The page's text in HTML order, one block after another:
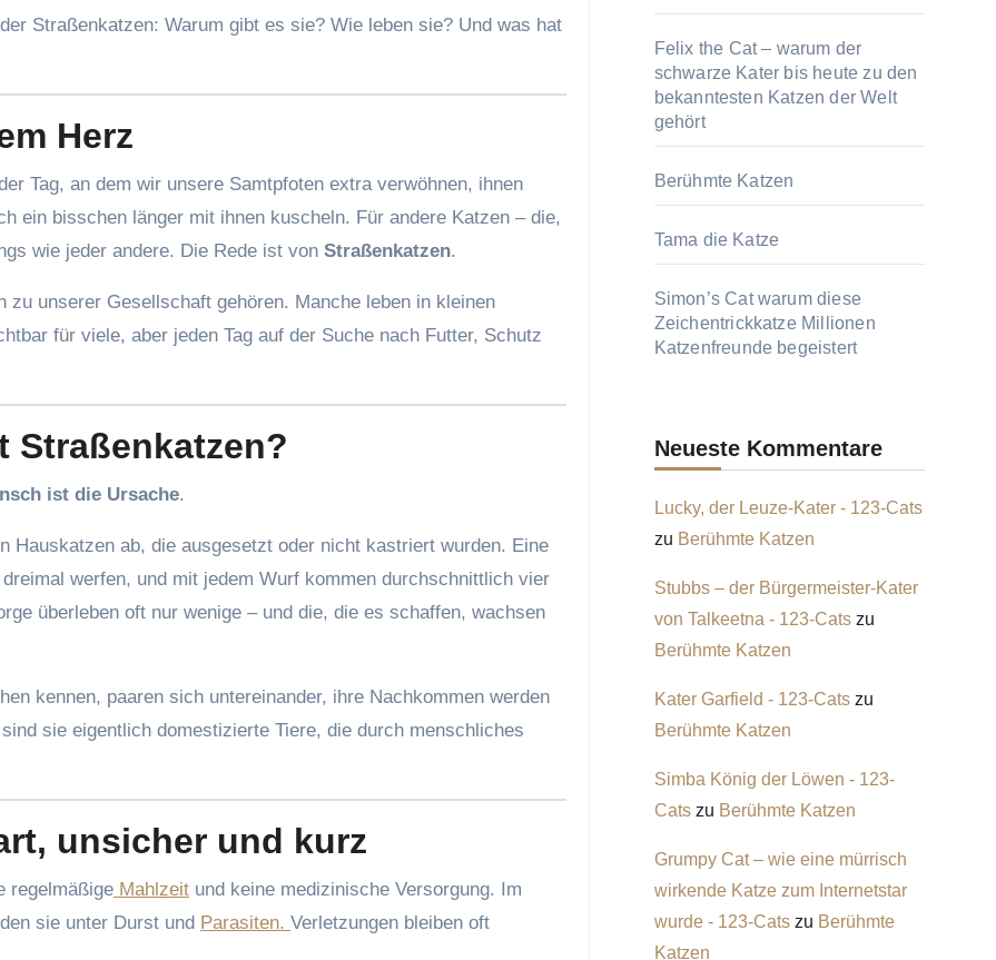
Straßenkatzen: Warum gibt es sie? Wie leben sie? Und was hat
Herz
Tag, an dem wir unsere Samtpfoten extra verwöhnen, ihnen
ein bisschen länger mit ihnen kuscheln. Für andere Katzen – die,
wie jeder andere. Die Rede ist von Straßenkatzen.
zu unserer Gesellschaft gehören. Manche leben in kleinen
für viele, aber jeden Tag auf der Suche nach Futter, Schutz
Straßenkatzen?
ist die Ursache.
Hauskatzen ab, die ausgesetzt oder nicht kastriert wurden. Eine
werfen, und mit jedem Wurf kommen durchschnittlich vier
überleben oft nur wenige – und die, die es schaffen, wachsen
kennen, paaren sich untereinander, ihre Nachkommen werden
sind sie eigentlich domestizierte Tiere, die durch menschliches
unsicher und kurz
regelmäßige Mahlzeit und keine medizinische Versorgung. Im
sie unter Durst und Parasiten. Verletzungen bleiben oft
Felix the Cat – warum der
schwarze Kater bis heute zu den
bekanntesten Katzen der Welt
gehört
Berühmte Katzen
Tama die Katze
Simon’s Cat warum diese
Zeichentrickkatze Millionen
Katzenfreunde begeistert
Neueste Kommentare
Lucky, der Leuze-Kater - 123-Cats
zu Berühmte Katzen
Stubbs – der Bürgermeister-Kater
von Talkeetna - 123-Catszu
Berühmte Katzen
Kater Garfield - 123-Catszu
Berühmte Katzen
Simba König der Löwen - 123-
Catszu Berühmte Katzen
Grumpy Cat – wie eine mürrisch
wirkende Katze zum Internetstar
wurde - 123-Catszu Berühmte
Katzen